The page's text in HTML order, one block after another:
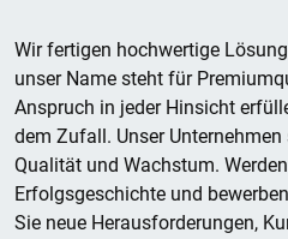
Wir fertigen hochwertige
unser Name steht für
Anspruch in jeder Hinsicht
dem Zufall. Unser
Qualität und Wachstum.
Erfolgsgeschichte und
Sie neue Herausforderungen,